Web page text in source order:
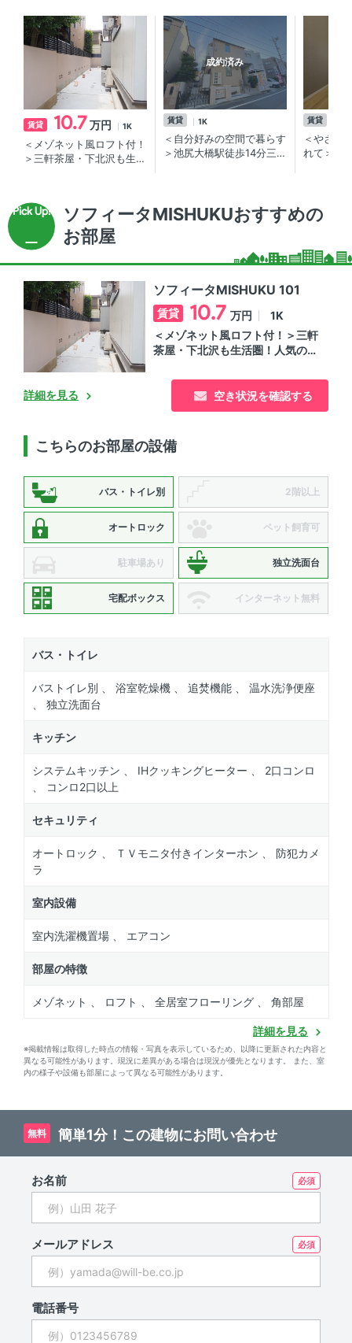
賃貸 10.7万円 1K
＜メゾネット風ロフト付！
＞三軒茶屋・下北沢も生活
成約済み
賃貸 1K
＜自分好みの空間で暮らす
＞池尻大橋駅徒歩14分三
賃貸
＜やさし
れて＞ 池尻大橋・三軒茶
ソフィータMISHUKUおすすめの
お部屋
ソフィータMISHUKU 101
賃貸 10.7 万円
1K
＜メゾネット風ロフト付！＞三軒
茶屋・下北沢も生活圏！人気の三
空き状況を確認する
詳細を見る
こちらのお部屋の設備
バス・トイレ別 2階以上
オートロック ペット飼育可
駐車場あり 独立洗面台
宅配ボックス インターネット無料
バス・トイレ
バストイレ別 、 浴室乾燥機 、 追焚機能 、 温水洗浄便座
、 独立洗面台
キッチン
システムキッチン 、 IHクッキングヒーター 、 2口コンロ
、 コンロ2口以上
セキュリティ
オートロック 、 ＴＶモニタ付きインターホン 、 防犯カメ
ラ
室内設備
室内洗濯機置場 、 エアコン
部屋の特徴
メゾネット 、 ロフト 、 全居室フローリング 、 角部屋
詳細を見る
※掲載情報は取得した時点の情報・写真を表示しているため、以降に更新された内容と
異なる可能性があります。現況に差異がある場合は現況が優先となります。 また、室
内の様子や設備も部屋によって異なる可能性があります。
無料 簡単1分！この建物にお問い合わせ
お名前
メールアドレス
電話番号